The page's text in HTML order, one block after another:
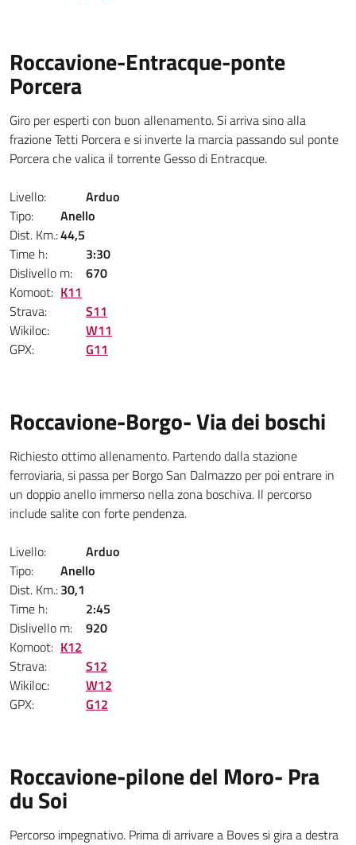
Roccavione-Entracque-ponte
Porcera
Giro per esperti con buon allenamento. Si arriva sino alla
frazione Tetti Porcera e si inverte la marcia passando sul ponte
Porcera che valica il torrente Gesso di Entracque.
Livello:
Arduo
Tipo:
Anello
Dist. Km.:44,5
Time h:
3:30
Dislivello m:
670
Komoot: K11
Strava:
S11
Wikiloc:
W11
GPX:
G11
Roccavione-Borgo- Via dei boschi
Richiesto ottimo allenamento. Partendo dalla stazione
ferroviaria, si passa per Borgo San Dalmazzo per poi entrare in
un doppio anello immerso nella zona boschiva. Il percorso
include salite con forte pendenza.
Livello:
Arduo
Tipo:
Anello
Dist. Km.:30,1
Time h:
2:45
Dislivello m:
920
Komoot: K12
Strava:
S12
Wikiloc:
W12
GPX:
G12
Roccavione-pilone del Moro- Pra
du Soi
Percorso impegnativo. Prima di arrivare a Boves si gira a destra